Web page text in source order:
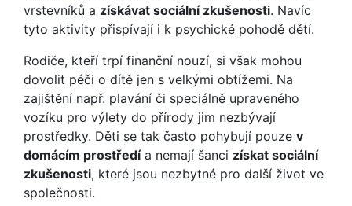
vrstevníků a získávat sociální zkušenosti. Navíc
tyto aktivity přispívají i k psychické pohodě dětí.
Rodiče, kteří trpí finanční nouzí, si však mohou
dovolit péči o dítě jen s velkými obtížemi. Na
zajištění např. plavání či speciálně upraveného
vozíku pro výlety do přírody jim nezbývají
prostředky. Děti se tak často pohybují pouze v
domácím prostředía nemají šanci získat sociální
zkušenosti, které jsou nezbytné pro další život ve
společnosti.